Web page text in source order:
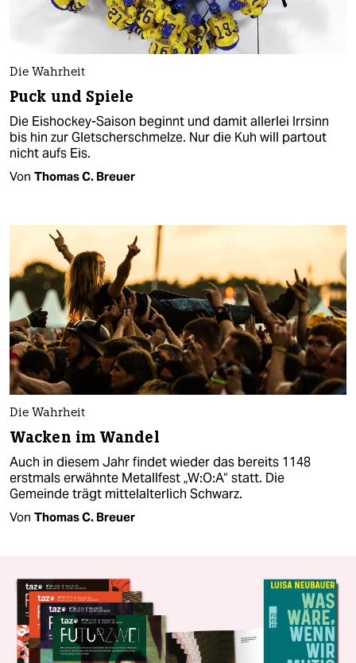
Die Wahrheit
Puck und Spiele
Die Eishockey-Saison beginnt und damit allerlei Irrsinn
bis hin zur Gletscherschmelze. Nur die Kuh will partout
nicht aufs Eis.
Von Thomas C. Breuer
Die Wahrheit
Wacken im Wandel
Auch in diesem Jahr findet wieder das bereits 1148
erstmals erwähnte Metallfest „W:O:A“ statt. Die
Gemeinde trägt mittelalterlich Schwarz.
Von Thomas C. Breuer